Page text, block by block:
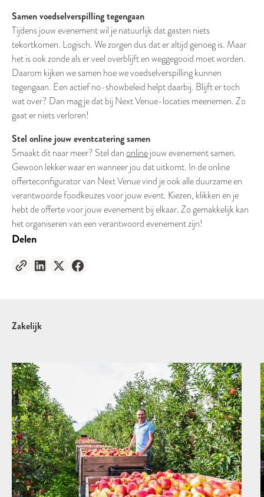
Samen voedselverspilling tegengaan
Tijdens jouw evenement wil je natuurlijk dat gasten niets
tekortkomen. Logisch. We zorgen dus dat er altijd genoeg is. Maar
het is ook zonde als er veel overblijft en weggegooid moet worden.
Daarom kijken we samen hoe we voedselverspilling kunnen
tegengaan. Een actief no-showbeleid helpt daarbij. Blijft er toch
wat over? Dan mag je dat bij Next Venue-locaties meenemen. Zo
gaat er niets verloren!
Stel online jouw eventcatering samen
Smaakt dit naar meer? Stel danonlinejouw evenement samen.
Gewoon lekker waar en wanneer jou dat uitkomt. In de online
offerteconfigurator van Next Venue vind je ook alle duurzame en
verantwoorde foodkeuzes voor jouw event. Kiezen, klikken en je
hebt de offerte voor jouw evenement bij elkaar. Zo gemakkelijk kan
het organiseren van een verantwoord evenement zijn!
Delen
Zakelijk